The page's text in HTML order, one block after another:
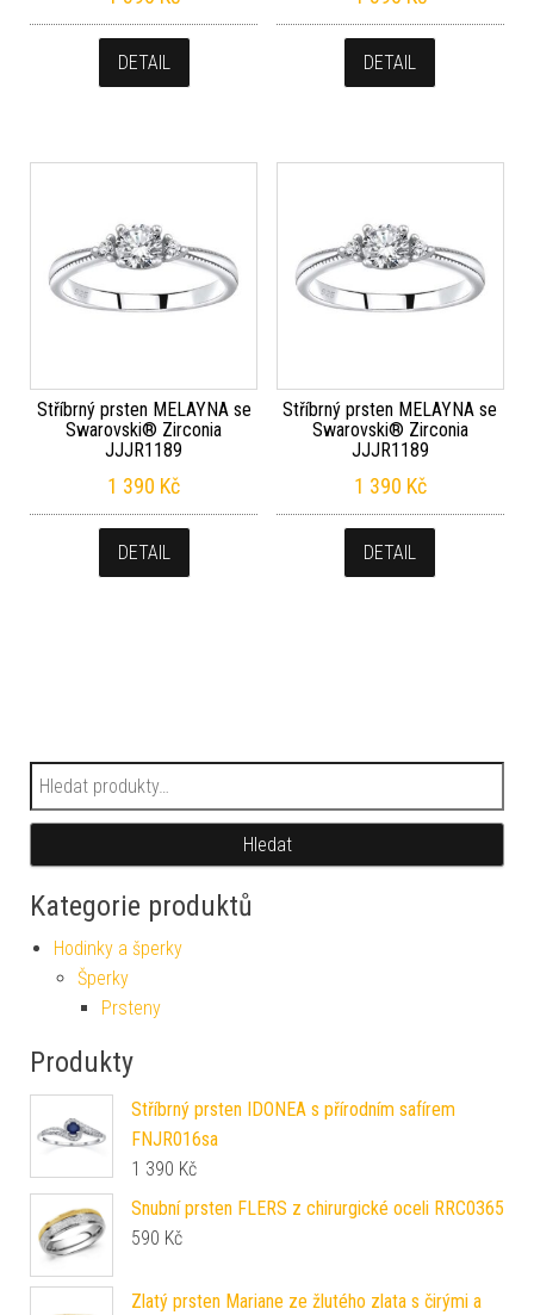
DETAIL DETAIL
Stříbrný prsten MELAYNA se
Swarovski® Zirconia
JJJR1189
1 390 Kč
DETAIL
Stříbrný prsten MELAYNA se
Swarovski® Zirconia
JJJR1189
1 390 Kč
DETAIL
Hledat:
Hledat
Kategorie produktů
Hodinky a šperky
Šperky
Prsteny
Produkty
Stříbrný prsten IDONEA s přírodním safírem
FNJR016sa
1 390 Kč
Snubní prsten FLERS z chirurgické oceli RRC0365
590 Kč
Zlatý prsten Mariane ze žlutého zlata s čirými a